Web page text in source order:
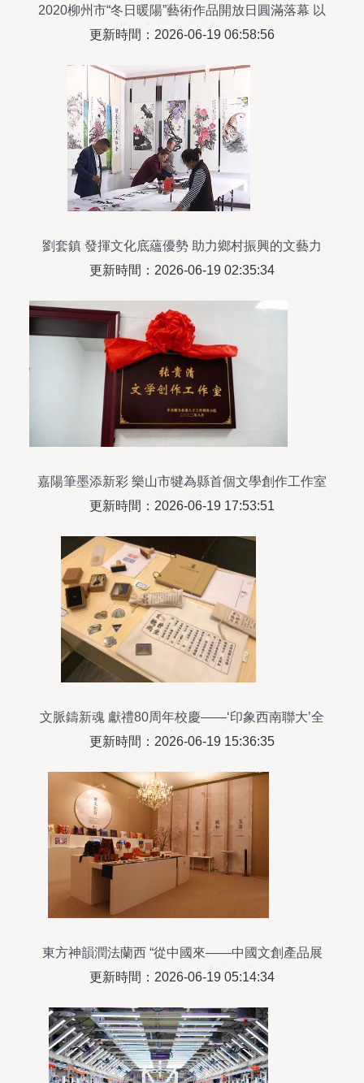
2020柳州市“冬日暖陽”藝術作品開放日圓滿落幕 以
藝術之光溫暖城市肌理
更新時間：2026-06-19 06:58:56
劉套鎮 發揮文化底蘊優勢 助力鄉村振興的文藝力
量
更新時間：2026-06-19 02:35:34
嘉陽筆墨添新彩 樂山市犍為縣首個文學創作工作室
掛牌成立
更新時間：2026-06-19 17:53:51
文脈鑄新魂 獻禮80周年校慶——‘印象西南聯大’全
國文創產品設計大賽優秀作品展示
更新時間：2026-06-19 15:36:35
東方神韻潤法蘭西 “從中國來——中國文創產品展
示周”首展在巴黎盛大開幕
更新時間：2026-06-19 05:14:34